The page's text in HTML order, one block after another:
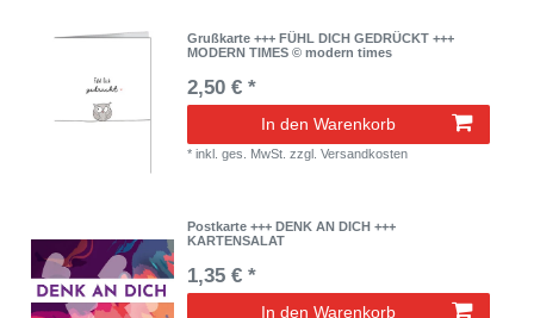
Grußkarte +++ FÜHL DICH GEDRÜCKT +++
MODERN TIMES © modern times
2,50 € *
In den Warenkorb
*inkl. ges. MwSt. zzgl.Versandkosten
Postkarte +++ DENK AN DICH +++
KARTENSALAT
1,35 € *
In den Warenkorb